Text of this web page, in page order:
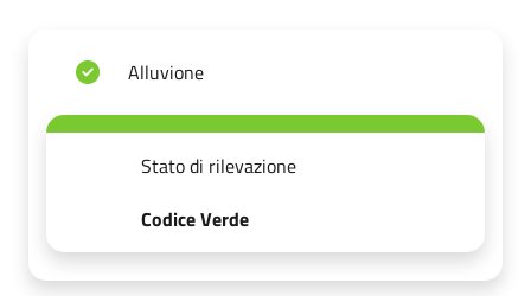
Alluvione
Stato di rilevazione
Codice Verde